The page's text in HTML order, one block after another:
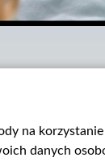
na
danych